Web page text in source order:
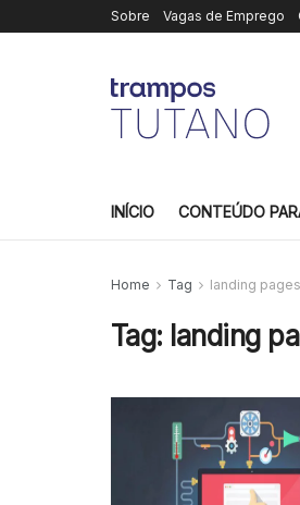
Sobre Vagas de Emprego
INÍCIO CONTEÚDO
Home Tag landing pages
Tag: landing